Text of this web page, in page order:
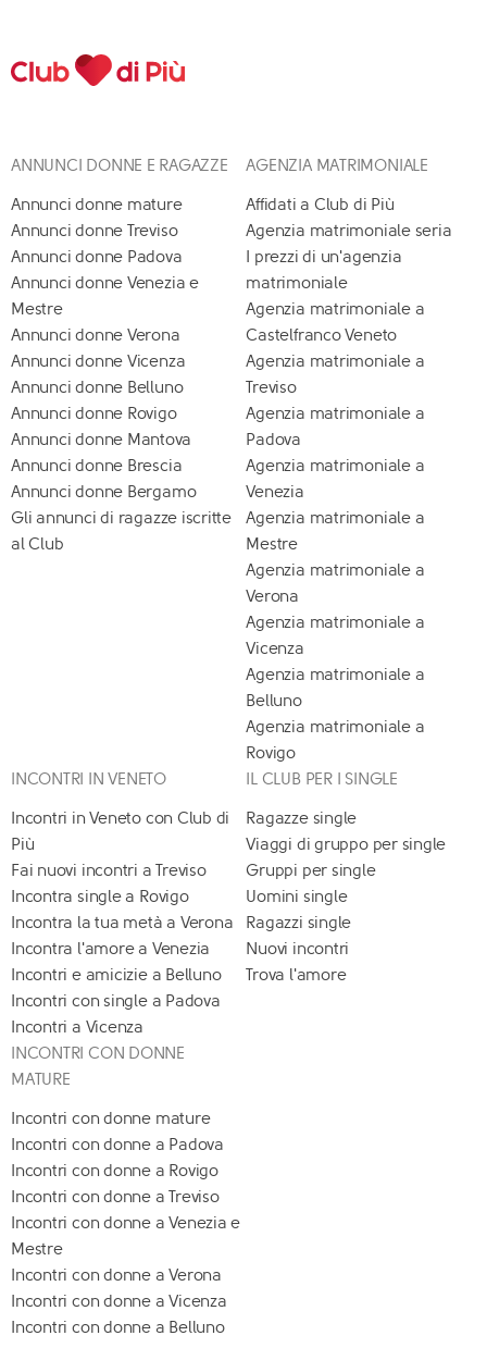
ANNUNCI DONNE E RAGAZZE
Annunci donne mature
Annunci donne Treviso
Annunci donne Padova
Annunci donne Venezia e
Mestre
Annunci donne Verona
Annunci donne Vicenza
Annunci donne Belluno
Annunci donne Rovigo
Annunci donne Mantova
Annunci donne Brescia
Annunci donne Bergamo
Gli annunci di ragazze iscritte
al Club
AGENZIA MATRIMONIALE
Affidati a Club di Più
Agenzia matrimoniale seria
I prezzi di un'agenzia
matrimoniale
Agenzia matrimoniale a
Castelfranco Veneto
Agenzia matrimoniale a
Treviso
Agenzia matrimoniale a
Padova
Agenzia matrimoniale a
Venezia
Agenzia matrimoniale a
Mestre
Agenzia matrimoniale a
Verona
Agenzia matrimoniale a
Vicenza
Agenzia matrimoniale a
Belluno
Agenzia matrimoniale a
Rovigo
INCONTRI IN VENETO
Incontri in Veneto con Club di
Più
Fai nuovi incontri a Treviso
Incontra single a Rovigo
Incontra la tua metà a Verona
Incontra l'amore a Venezia
Incontri e amicizie a Belluno
Incontri con single a Padova
Incontri a Vicenza
IL CLUB PER I SINGLE
Ragazze single
Viaggi di gruppo per single
Gruppi per single
Uomini single
Ragazzi single
Nuovi incontri
Trova l'amore
INCONTRI CON DONNE
MATURE
Incontri con donne mature
Incontri con donne a Padova
Incontri con donne a Rovigo
Incontri con donne a Treviso
Incontri con donne a Venezia e
Mestre
Incontri con donne a Verona
Incontri con donne a Vicenza
Incontri con donne a Belluno